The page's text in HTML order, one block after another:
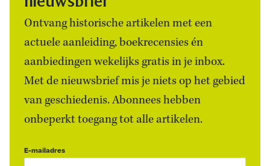
Ontvang historische artikelen met een
actuele aanleiding, boekrecensies én
aanbiedingen wekelijks gratis in je inbox.
Met de nieuwsbrief mis je niets op het gebied
van geschiedenis. Abonnees hebben
onbeperkt toegang tot alle artikelen.
E-mailadres